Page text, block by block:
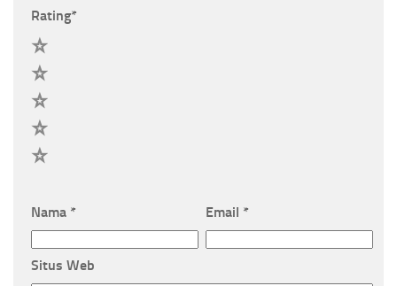
Rating*
Nama * Email *
Situs Web